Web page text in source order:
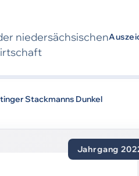
nieder­sächsischen
wurde
ausgezeichnet.
Stackmanns Dunkel
Jahrgang